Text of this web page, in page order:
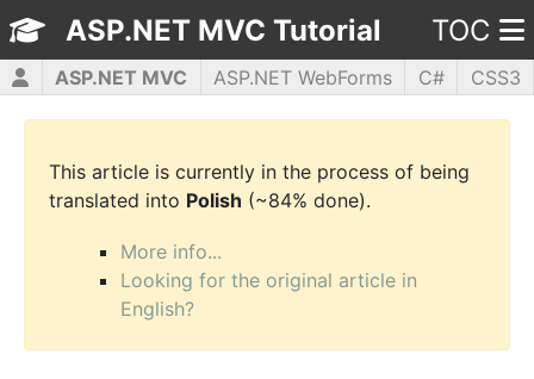
ASP.NET MVC Tutorial TOC
ASP.NET MVC ASP.NET WebForms C#
CSS3
HTML5
JavaScript jQuery PHP5 WPF
This article is currently in the process of being
translated into Polish (~84% done).
More info...
Looking for the original article in
English?